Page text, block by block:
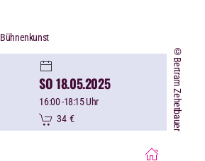
Bühnenkunst
SO 18.05.2025
16:00-18:15 Uhr
34 € ©Bertram Zehetbauer